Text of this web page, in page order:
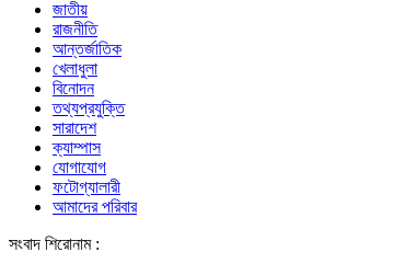
জাতীয়
রাজনীতি
আন্তর্জাতিক
খেলাধুলা
বিনোদন
তথ্যপ্রযুক্তি
সারাদেশ
ক্যাম্পাস
যোগাযোগ
ফটোগ্যালারী
আমাদের পরিবার
সংবাদ শিরোনাম :